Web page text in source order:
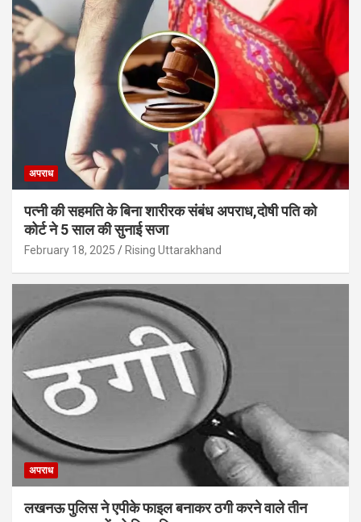
अपराध
पत्नी की सहमति के बिना शारीरक संबंध अपराध,दोषी पति को
कोर्ट ने 5 साल की सुनाई सजा
February 18, 2025 Rising Uttarakhand
अपराध
लखनऊ पुलिस ने एपीके फाइल बनाकर ठगी करने वाले तीन